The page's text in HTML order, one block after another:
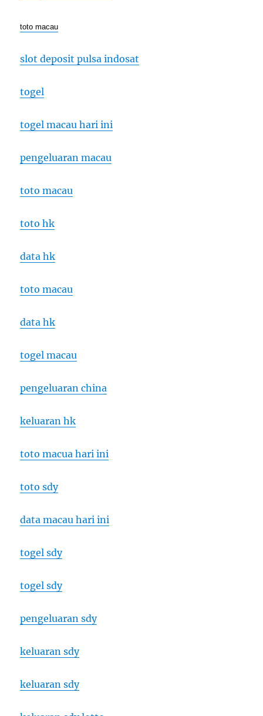
toto macau
slot deposit pulsa indosat
togel
togel macau hari ini
pengeluaran macau
toto macau
toto hk
data hk
toto macau
data hk
togel macau
pengeluaran china
keluaran hk
toto macua hari ini
toto sdy
data macau hari ini
togel sdy
togel sdy
pengeluaran sdy
keluaran sdy
keluaran sdy